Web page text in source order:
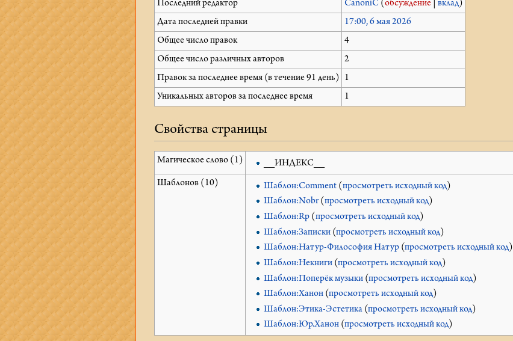
Последний редактор
CanoniC (обсуждение| вклад)
Дата последней правки
17:00, 6 мая 2026
Общее число правок
4
Общее число различных авторов
2
Правок за последнее время (в течение 91 день)
1
Уникальных авторов за последнее время
1
Свойства страницы
Магическое слово (1) __ИНДЕКС__
Шаблонов (10) Шаблон:Comment(просмотреть исходный код)
Шаблон:Nobr(просмотреть исходный код)
Шаблон:Rp(просмотреть исходный код)
Шаблон:Записки(просмотреть исходный код)
Шаблон:Натур-Философия Натур(просмотреть исходный код)
Шаблон:Некниги(просмотреть исходный код)
Шаблон:Поперёк музыки(просмотреть исходный код)
Шаблон:Ханон(просмотреть исходный код)
Шаблон:Этика-Эстетика(просмотреть исходный код)
Шаблон:Юр.Ханон(просмотреть исходный код)